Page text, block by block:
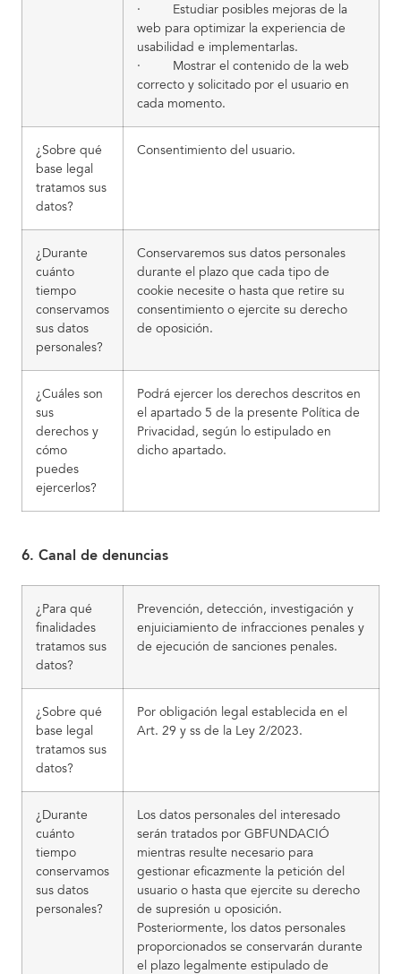
· Estudiar posibles mejoras de la
web para optimizar la experiencia de
usabilidad e implementarlas.
· Mostrar el contenido de la web
correcto y solicitado por el usuario en
cada momento.
¿Sobre qué
base legal
tratamos sus
datos?
Consentimiento del usuario.
¿Durante
cuánto
tiempo
conservamos
sus datos
personales?
Conservaremos sus datos personales
durante el plazo que cada tipo de
cookie necesite o hasta que retire su
consentimiento o ejercite su derecho
de oposición.
¿Cuáles son
sus
derechos y
cómo
puedes
ejercerlos?
Podrá ejercer los derechos descritos en
el apartado 5 de la presente Política de
Privacidad, según lo estipulado en
dicho apartado.
6. Canal de denuncias
¿Para qué
finalidades
tratamos sus
datos?
Prevención, detección, investigación y
enjuiciamiento de infracciones penales y
de ejecución de sanciones penales.
¿Sobre qué
base legal
tratamos sus
datos?
Por obligación legal establecida en el
Art. 29 y ss de la Ley 2/2023.
¿Durante
cuánto
tiempo
conservamos
sus datos
personales?
Los datos personales del interesado
serán tratados por GBFUNDACIÓ
mientras resulte necesario para
gestionar eficazmente la petición del
usuario o hasta que ejercite su derecho
de supresión u oposición.
Posteriormente, los datos personales
proporcionados se conservarán durante
el plazo legalmente estipulado de